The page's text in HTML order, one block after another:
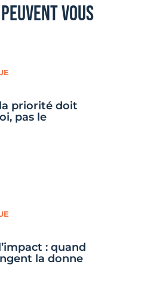
vous
priorité doit
pas le
: quand
la donne